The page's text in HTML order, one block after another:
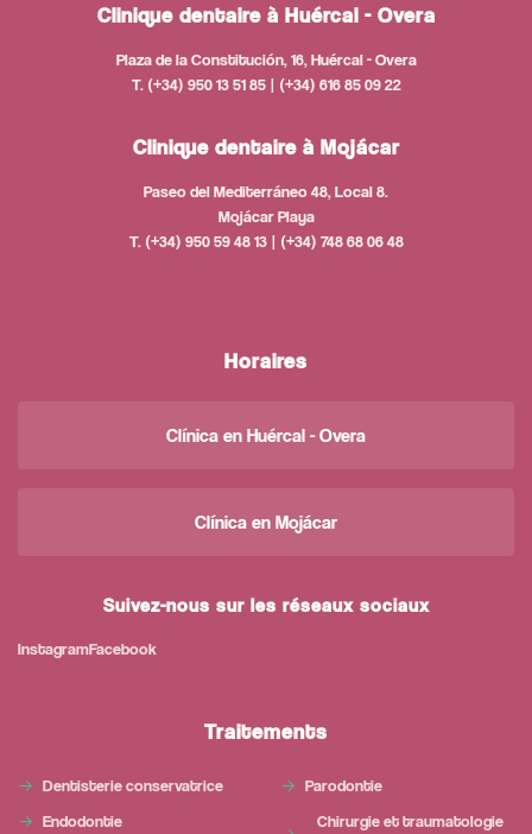
Clinique dentaire à Huércal - Overa
Plaza de la Constitución, 16, Huércal - Overa
T. (+34) 950 13 51 85 | (+34) 616 85 09 22
Clinique dentaire à Mojácar
Paseo del Mediterráneo 48, Local 8.
Mojácar Playa
T. (+34) 950 59 48 13 | (+34) 748 68 06 48
Horaires
Clínica en Huércal - Overa
Clínica en Mojácar
Suivez-nous sur les réseaux sociaux
InstagramFacebook
Traitements
Dentisterie conservatrice
Endodontie
Parodontie
Chirurgie et traumatologie